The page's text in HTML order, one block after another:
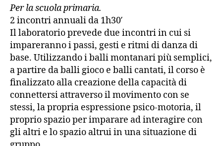
Per la scuola primaria.
2 incontri annuali da 1h30′
Il laboratorio prevede due incontri in cui si
impareranno i passi, gesti e ritmi di danza di
base. Utilizzando i balli montanari più semplici,
a partire da balli gioco e balli cantati, il corso è
finalizzato alla creazione della capacità di
connettersi attraverso il movimento con se
stessi, la propria espressione psico-motoria, il
proprio spazio per imparare ad interagire con
gli altri e lo spazio altrui in una situazione di